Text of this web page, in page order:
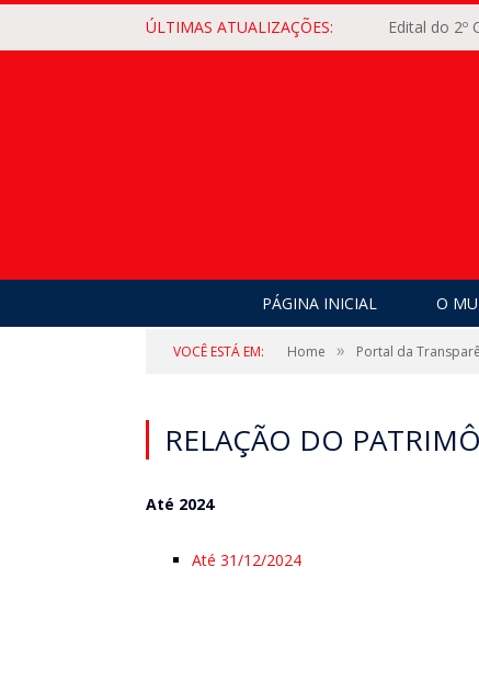
ÚLTIMAS ATUALIZAÇÕES: Edital do 2º
PÁGINA INICIAL O
VOCÊ ESTÁ EM: Home » Portal da
RELAÇÃO DO
Até 2024
Até 31/12/2024